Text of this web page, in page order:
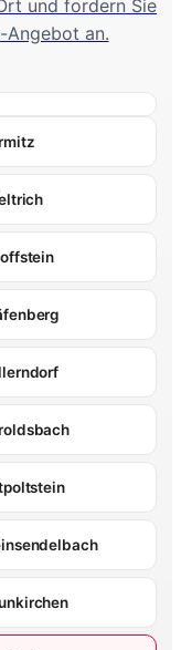
und fordern Sie
Angebot an.